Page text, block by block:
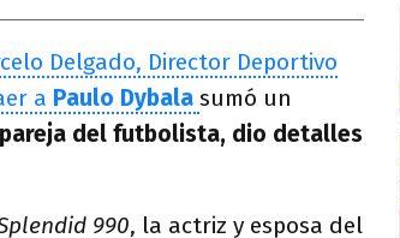
Delgado, Director Deportivo
a Paulo Dybala sumó un
del futbolista, dio detalles
990, la actriz y esposa del